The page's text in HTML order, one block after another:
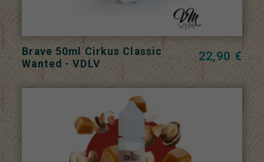
Brave 50ml Cirkus Classic
Wanted - VDLV
22,90 €